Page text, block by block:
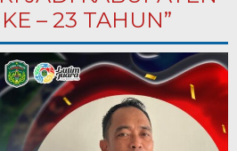
– 23 TAHUN”